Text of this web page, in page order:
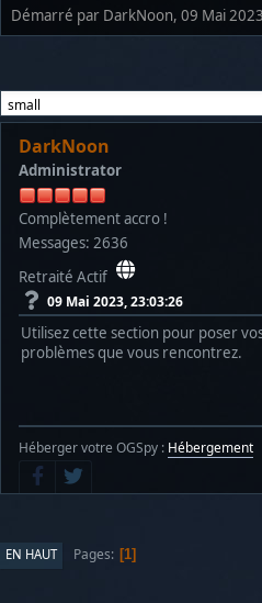
Démarré par DarkNoon, 09 Mai
DarkNoon
Administrator
Complètement accro !
Messages: 2636
Retraité Actif
09 Mai 2023, 23:03:26
Utilisez cette section pour poser
problèmes que vous rencontrez.
Héberger votre OGSpy : Hébergement
EN HAUT Pages 1